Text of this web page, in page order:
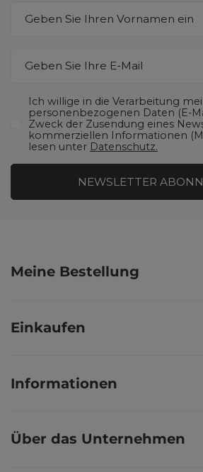
Geben Sie Ihren Vornamen ein
Geben Sie Ihre E-Mail
Ich willige in die Verarbeitung
personenbezogenen Daten (E-
Zweck der Zusendung eines
kommerziellen Informationen
lesen unter Datenschutz.
NEWSLETTER
Meine Bestellung
Einkaufen
Informationen
Über das Unternehmen